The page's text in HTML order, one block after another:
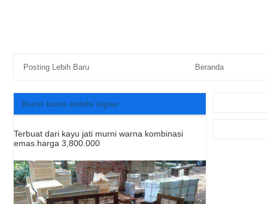
Posting Lebih Baru Beranda
Kursi tamu arimbi kipas
Terbuat dari kayu jati murni warna kombinasi
emas.harga 3,800.000